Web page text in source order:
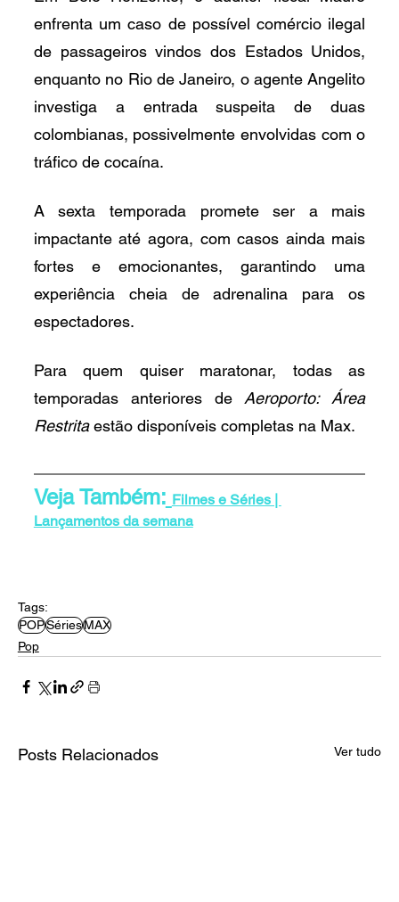
enfrenta um caso de possível comércio ilegal
de passageiros vindos dos Estados Unidos,
enquanto no Rio de Janeiro, o agente Angelito
investiga a entrada suspeita de duas
colombianas, possivelmente envolvidas com o
tráfico de cocaína.
A sexta temporada promete ser a mais
impactante até agora, com casos ainda mais
fortes e emocionantes, garantindo uma
experiência cheia de adrenalina para os
espectadores.
Para quem quiser maratonar, todas as
temporadas anteriores de Aeroporto: Área
Restrita estão disponíveis completas na Max.
Veja Também: Filmes e Séries |
Lançamentos da semana
Tags:
POPSériesMAX
Pop
Posts Relacionados Ver tudo